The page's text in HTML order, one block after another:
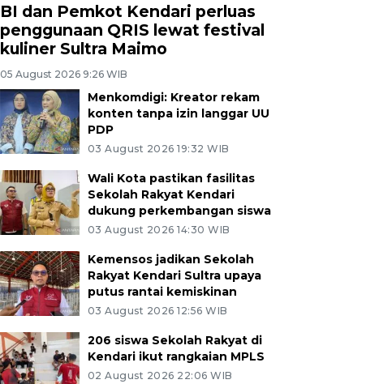
BI dan Pemkot Kendari perluas
penggunaan QRIS lewat festival
kuliner Sultra Maimo
05 August 2026 9:26 WIB
Menkomdigi: Kreator rekam
konten tanpa izin langgar UU
PDP
03 August 2026 19:32 WIB
Wali Kota pastikan fasilitas
Sekolah Rakyat Kendari
dukung perkembangan siswa
03 August 2026 14:30 WIB
Kemensos jadikan Sekolah
Rakyat Kendari Sultra upaya
putus rantai kemiskinan
03 August 2026 12:56 WIB
206 siswa Sekolah Rakyat di
Kendari ikut rangkaian MPLS
02 August 2026 22:06 WIB